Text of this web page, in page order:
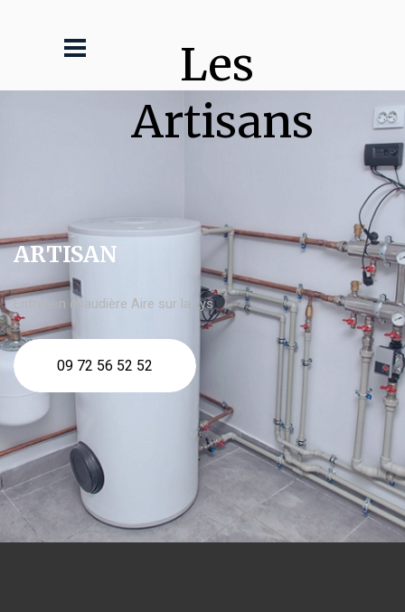
Les
Artisans
ARTISAN
Entretien chaudière Aire sur la Lys
09 72 56 52 52